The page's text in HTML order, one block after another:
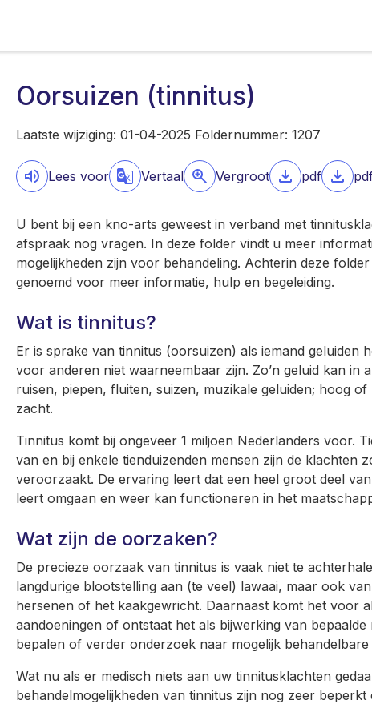
Oorsuizen (tinnitus)
Laatste wijziging: 01-04-2025 Foldernummer: 1207
Lees voor Vertaal Vergroot pdf
U bent bij een kno-arts geweest in verband met
afspraak nog vragen. In deze folder vindt u meer
mogelijkheden zijn voor behandeling. Achterin deze
genoemd voor meer informatie, hulp en begeleiding.
Wat is tinnitus?
Er is sprake van tinnitus (oorsuizen) als iemand geluiden
voor anderen niet waarneembaar zijn. Zo’n geluid kan in
ruisen, piepen, fluiten, suizen, muzikale geluiden; hoog
zacht.
Tinnitus komt bij ongeveer 1 miljoen Nederlanders voor.
van en bij enkele tienduizenden mensen zijn de klachten
veroorzaakt. De ervaring leert dat een heel groot deel
leert omgaan en weer kan functioneren in het
Wat zijn de oorzaken?
De precieze oorzaak van tinnitus is vaak niet te
langdurige blootstelling aan (te veel) lawaai, maar ook
hersenen of het kaakgewricht. Daarnaast komt het voor
aandoeningen of ontstaat het als bijwerking van
bepalen of verder onderzoek naar mogelijk
Wat nu als er medisch niets aan uw tinnitusklachten
behandelmogelijkheden van tinnitus zijn nog zeer